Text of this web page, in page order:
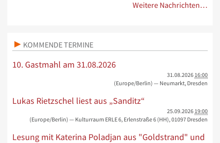
Weitere Nachrichten…
KOMMENDE TERMINE
10. Gastmahl am 31.08.2026
31.08.2026 16:00
(Europe/Berlin) — Neumarkt, Dresden
Lukas Rietzschel liest aus „Sanditz“
25.09.2026 19:00
(Europe/Berlin) — Kulturraum ERLE 6, Erlenstraße 6 (HH), 01097 Dresden
Lesung mit Katerina Poladjan aus "Goldstrand" und